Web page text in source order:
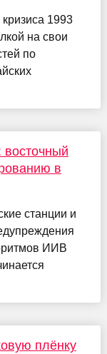
1993
на свои
по
восточный
в
станции и
ИИВ
плёнку